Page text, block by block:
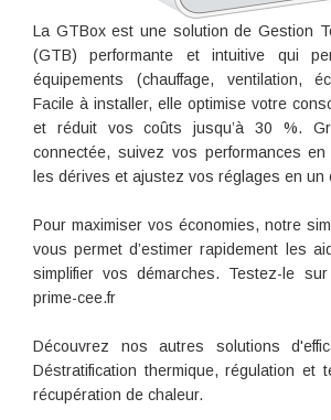
La GTBox est une solution de Gestion
(GTB) performante et intuitive qui
équipements (chauffage, ventilation,
Facile à installer, elle optimise votre
et réduit vos coûts jusqu’à 30 %.
connectée, suivez vos performances
les dérives et ajustez vos réglages en un
Pour maximiser vos économies, notre
vous permet d’estimer rapidement les
simplifier vos démarches. Testez-le
prime-cee.fr
Découvrez nos autres solutions
Déstratification thermique, régulation et
récupération de chaleur.